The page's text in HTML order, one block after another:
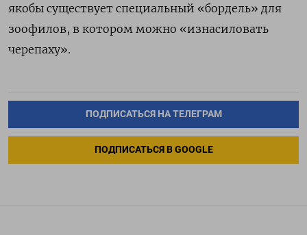
якобы существует специальный «бордель» для
зоофилов, в котором можно «изнасиловать
черепаху».
ПОДПИСАТЬСЯ НА ТЕЛЕГРАМ
ПОДПИСАТЬСЯ В GOOGLE